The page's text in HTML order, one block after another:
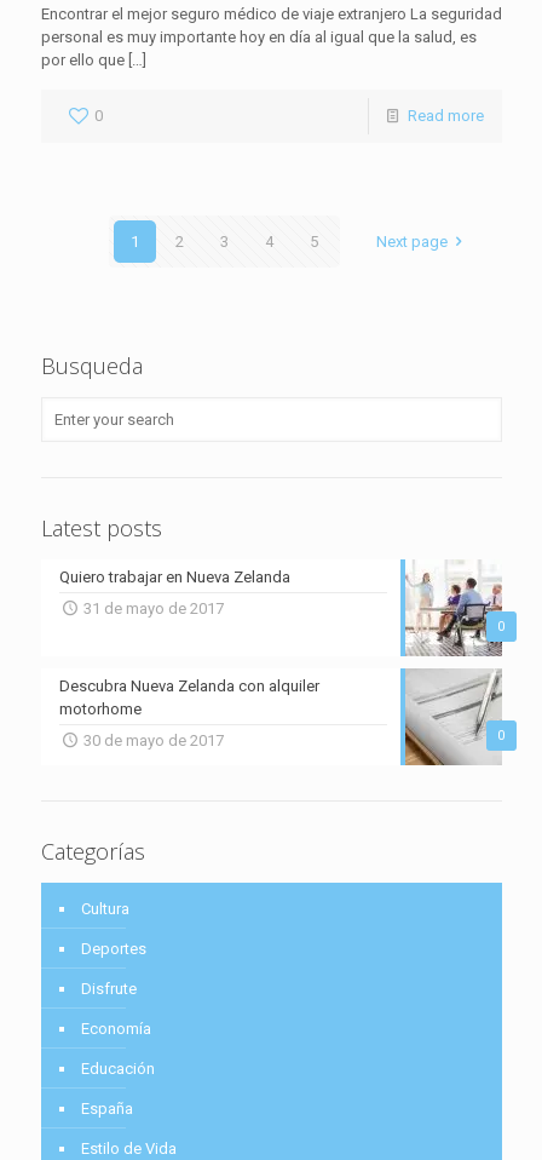
Encontrar el mejor seguro médico de viaje extranjero La seguridad
personal es muy importante hoy en día al igual que la salud, es
por ello que[…]
0 Read more
1 2 3 4 5 Next page
Busqueda
Latest posts
0
Quiero trabajar en Nueva Zelanda
31 de mayo de 2017
0
Descubra Nueva Zelanda con alquiler
motorhome
30 de mayo de 2017
Categorías
Cultura
Deportes
Disfrute
Economía
Educación
España
Estilo de Vida